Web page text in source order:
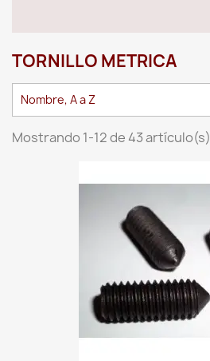
TORNILLO METRICA
Nombre, A a Z
Mostrando 1-12 de 43 artículo(s)